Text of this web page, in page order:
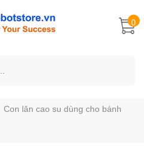
0
Con lăn cao su dùng cho bánh